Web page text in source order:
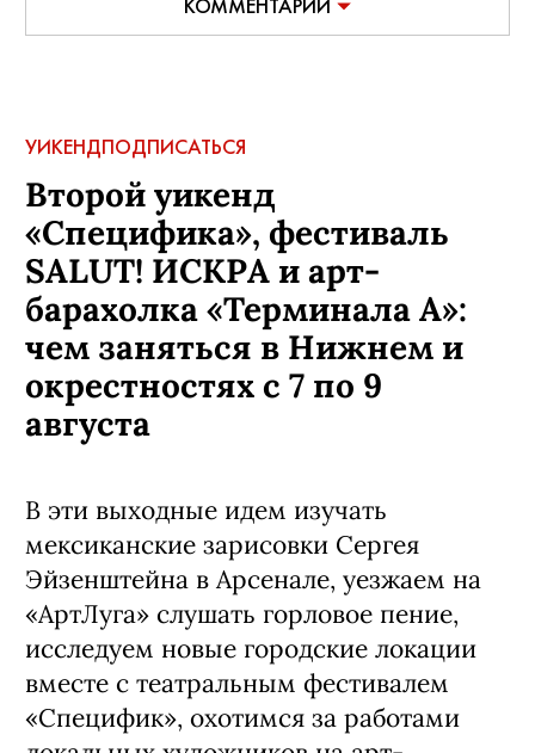
КОММЕНТАРИИ
УИКЕНДПОДПИСАТЬСЯ
Второй уикенд
«Специфика», фестиваль
SALUT! ИСКРА и арт-
барахолка «Терминала А»:
чем заняться в Нижнем и
окрестностях с 7 по 9
августа
В эти выходные идем изучать
мексиканские зарисовки Сергея
Эйзенштейна в Арсенале, уезжаем на
«АртЛуга» слушать горловое пение,
исследуем новые городские локации
вместе с театральным фестивалем
«Специфик», охотимся за работами